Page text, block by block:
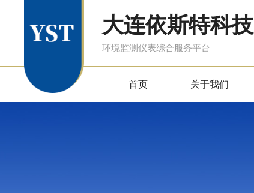
大连依斯特科技
环境监测仪表综合服务平台
首页 关于我们